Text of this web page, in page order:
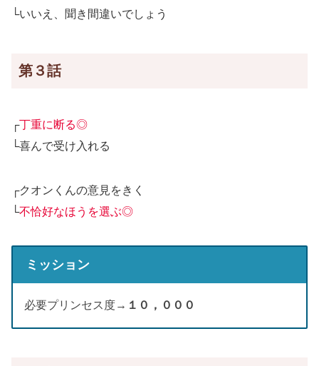
└いいえ、聞き間違いでしょう
第３話
┌丁重に断る◎
└喜んで受け入れる
┌クオンくんの意見をきく
└不恰好なほうを選ぶ◎
ミッション
必要プリンセス度→ １０，０００